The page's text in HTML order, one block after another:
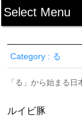
Category : る
「る」から始まる
ルイビ豚